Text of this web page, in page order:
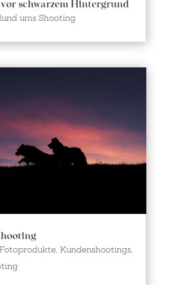
schwarzem Hintergrund
ums Shooting
Fotoprodukte, Kundenshootings,